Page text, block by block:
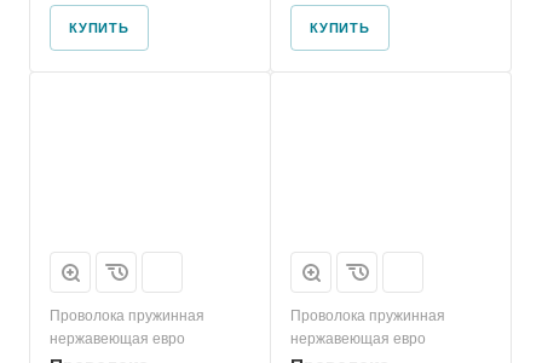
КУПИТЬ КУПИТЬ
Проволока пружинная
нержавеющая евро
Проволока пружинная
нержавеющая евро